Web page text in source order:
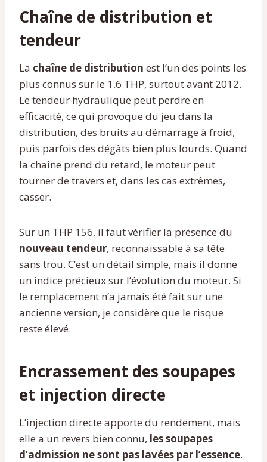
Chaîne de distribution et
tendeur
La chaîne de distribution est l’un des points les
plus connus sur le 1.6 THP, surtout avant 2012.
Le tendeur hydraulique peut perdre en
efficacité, ce qui provoque du jeu dans la
distribution, des bruits au démarrage à froid,
puis parfois des dégâts bien plus lourds. Quand
la chaîne prend du retard, le moteur peut
tourner de travers et, dans les cas extrêmes,
casser.
Sur un THP 156, il faut vérifier la présence du
nouveau tendeur, reconnaissable à sa tête
sans trou. C’est un détail simple, mais il donne
un indice précieux sur l’évolution du moteur. Si
le remplacement n’a jamais été fait sur une
ancienne version, je considère que le risque
reste élevé.
Encrassement des soupapes
et injection directe
L’injection directe apporte du rendement, mais
elle a un revers bien connu, les soupapes
d’admission ne sont pas lavées par l’essence.